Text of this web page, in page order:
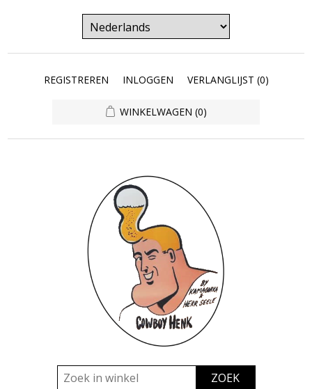
REGISTREREN INLOGGEN VERLANGLIJST (0)
WINKELWAGEN (0)